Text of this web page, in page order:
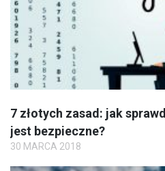
7 złotych zasad: jak
jest bezpieczne?
30 MARCA 2018